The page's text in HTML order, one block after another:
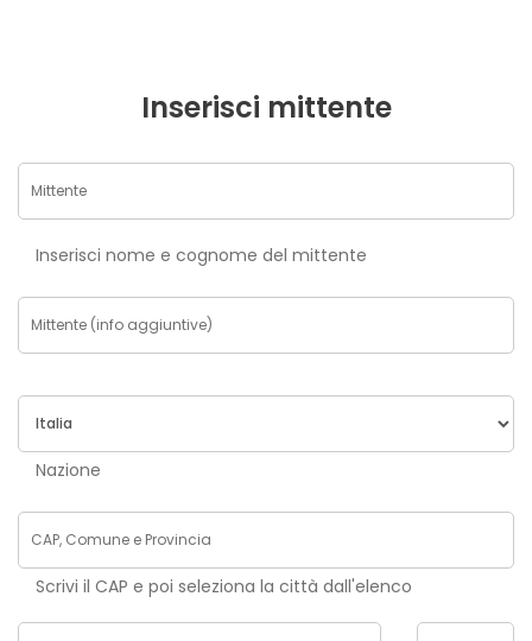
Inserisci mittente
Inserisci nome e cognome del mittente
Nazione
Scrivi il CAP e poi seleziona la città dall'elenco